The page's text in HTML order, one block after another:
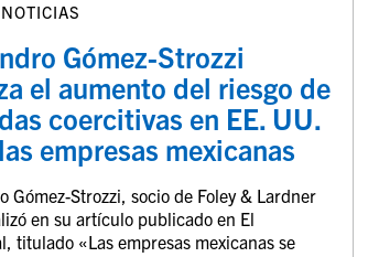
Gómez-Strozzi
el aumento del riesgo de
coercitivas en EE. UU.
empresas mexicanas
Gómez-Strozzi, socio de Foley & Lardner
en su artículo publicado en El
titulado «Las empresas mexicanas se